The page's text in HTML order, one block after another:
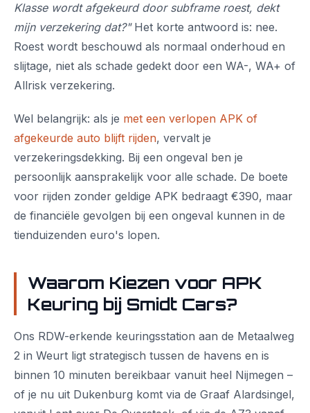
Klasse wordt afgekeurd door subframe roest, dekt
mijn verzekering dat?"Het korte antwoord is: nee.
Roest wordt beschouwd als normaal onderhoud en
slijtage, niet als schade gedekt door een WA-, WA+ of
Allrisk verzekering.
Wel belangrijk: als je met een verlopen APK of
afgekeurde auto blijft rijden, vervalt je
verzekeringsdekking. Bij een ongeval ben je
persoonlijk aansprakelijk voor alle schade. De boete
voor rijden zonder geldige APK bedraagt €390, maar
de financiële gevolgen bij een ongeval kunnen in de
tienduizenden euro's lopen.
Waarom Kiezen voor APK
Keuring bij Smidt Cars?
Ons RDW-erkende keuringsstation aan de Metaalweg
2 in Weurt ligt strategisch tussen de havens en is
binnen 10 minuten bereikbaar vanuit heel Nijmegen –
of je nu uit Dukenburg komt via de Graaf Alardsingel,